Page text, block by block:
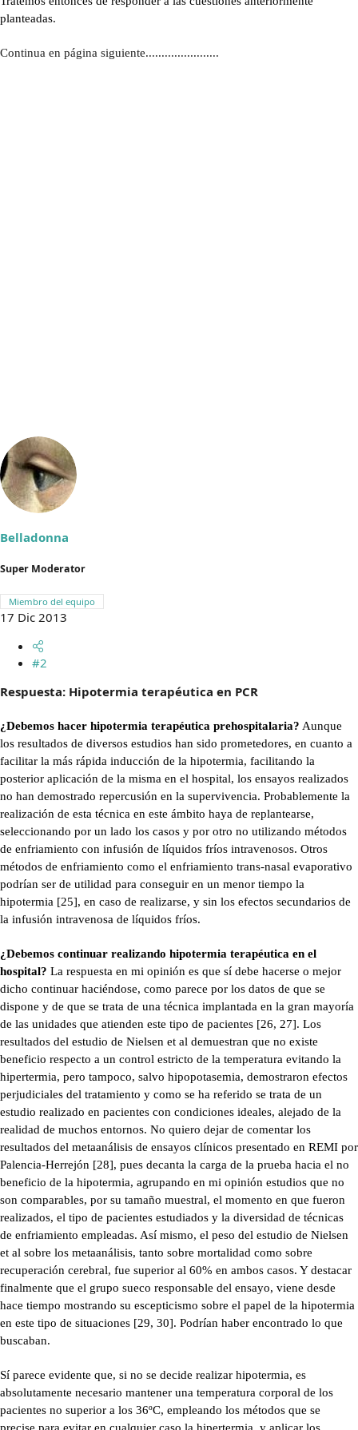
planteadas.
Continua en página siguiente.......................
Belladonna
Super Moderator
Miembro del equipo
17 Dic 2013
#2
Respuesta: Hipotermia terapéutica en PCR
¿Debemos hacer hipotermia terapéutica prehospitalaria? Aunque
los resultados de diversos estudios han sido prometedores, en cuanto a
facilitar la más rápida inducción de la hipotermia, facilitando la
posterior aplicación de la misma en el hospital, los ensayos realizados
no han demostrado repercusión en la supervivencia. Probablemente la
realización de esta técnica en este ámbito haya de replantearse,
seleccionando por un lado los casos y por otro no utilizando métodos
de enfriamiento con infusión de líquidos fríos intravenosos. Otros
métodos de enfriamiento como el enfriamiento trans-nasal evaporativo
podrían ser de utilidad para conseguir en un menor tiempo la
hipotermia [25], en caso de realizarse, y sin los efectos secundarios de
la infusión intravenosa de líquidos fríos.
¿Debemos continuar realizando hipotermia terapéutica en el
hospital? La respuesta en mi opinión es que sí debe hacerse o mejor
dicho continuar haciéndose, como parece por los datos de que se
dispone y de que se trata de una técnica implantada en la gran mayoría
de las unidades que atienden este tipo de pacientes [26, 27]. Los
resultados del estudio de Nielsen et al demuestran que no existe
beneficio respecto a un control estricto de la temperatura evitando la
hipertermia, pero tampoco, salvo hipopotasemia, demostraron efectos
perjudiciales del tratamiento y como se ha referido se trata de un
estudio realizado en pacientes con condiciones ideales, alejado de la
realidad de muchos entornos. No quiero dejar de comentar los
resultados del metaanálisis de ensayos clínicos presentado en REMI por
Palencia-Herrejón [28], pues decanta la carga de la prueba hacia el no
beneficio de la hipotermia, agrupando en mi opinión estudios que no
son comparables, por su tamaño muestral, el momento en que fueron
realizados, el tipo de pacientes estudiados y la diversidad de técnicas
de enfriamiento empleadas. Así mismo, el peso del estudio de Nielsen
et al sobre los metaanálisis, tanto sobre mortalidad como sobre
recuperación cerebral, fue superior al 60% en ambos casos. Y destacar
finalmente que el grupo sueco responsable del ensayo, viene desde
hace tiempo mostrando su escepticismo sobre el papel de la hipotermia
en este tipo de situaciones [29, 30]. Podrían haber encontrado lo que
buscaban.
Sí parece evidente que, si no se decide realizar hipotermia, es
absolutamente necesario mantener una temperatura corporal de los
pacientes no superior a los 36ºC, empleando los métodos que se